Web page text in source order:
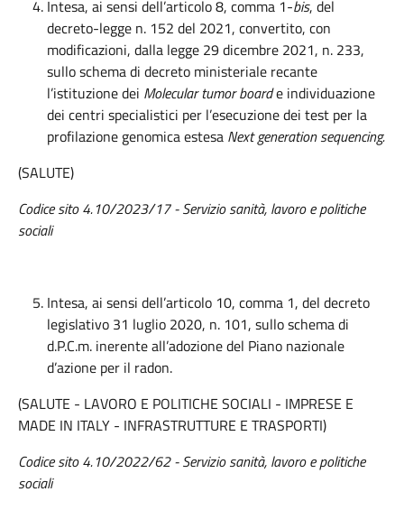
Intesa, ai sensi dell’articolo 8, comma 1-bis, del
decreto-legge n. 152 del 2021, convertito, con
modificazioni, dalla legge 29 dicembre 2021, n. 233,
sullo schema di decreto ministeriale recante
l’istituzione dei Molecular tumor boarde individuazione
dei centri specialistici per l’esecuzione dei test per la
profilazione genomica estesa Next generation sequencing.
(SALUTE)
Codice sito 4.10/2023/17 - Servizio sanità, lavoro e politiche
sociali
Intesa, ai sensi dell’articolo 10, comma 1, del decreto
legislativo 31 luglio 2020, n. 101, sullo schema di
d.P.C.m. inerente all’adozione del Piano nazionale
d’azione per il radon.
(SALUTE - LAVORO E POLITICHE SOCIALI - IMPRESE E
MADE IN ITALY - INFRASTRUTTURE E TRASPORTI)
Codice sito 4.10/2022/62 - Servizio sanità, lavoro e politiche
sociali